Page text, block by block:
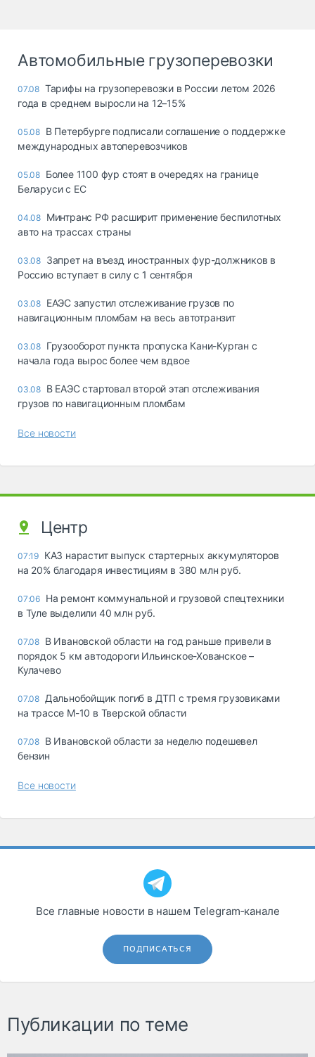
Автомобильные грузоперевозки
07.08 Тарифы на грузоперевозки в России летом 2026
года в среднем выросли на 12–15%
05.08 В Петербурге подписали соглашение о поддержке
международных автоперевозчиков
05.08 Более 1100 фур стоят в очередях на границе
Беларуси с ЕС
04.08 Минтранс РФ расширит применение беспилотных
авто на трассах страны
03.08 Запрет на въезд иностранных фур-должников в
Россию вступает в силу с 1 сентября
03.08 ЕАЭС запустил отслеживание грузов по
навигационным пломбам на весь автотранзит
03.08 Грузооборот пункта пропуска Кани-Курган с
начала года вырос более чем вдвое
03.08 В ЕАЭС стартовал второй этап отслеживания
грузов по навигационным пломбам
Все новости
Центр
07:19 КАЗ нарастит выпуск стартерных аккумуляторов
на 20% благодаря инвестициям в 380 млн руб.
07:06 На ремонт коммунальной и грузовой спецтехники
в Туле выделили 40 млн руб.
07.08 В Ивановской области на год раньше привели в
порядок 5 км автодороги Ильинское-Хованское –
Кулачево
07.08 Дальнобойщик погиб в ДТП с тремя грузовиками
на трассе М-10 в Тверской области
07.08 В Ивановской области за неделю подешевел
бензин
Все новости
Все главные новости в нашем Telegram‑канале
ПОДПИСАТЬСЯ
Публикации по теме